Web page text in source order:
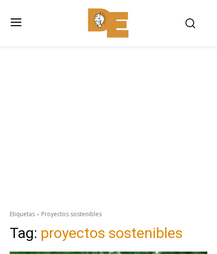
Etiquetas Proyectos sostenibles
Tag: proyectos sostenibles